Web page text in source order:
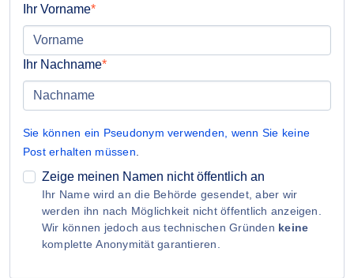
Ihr Vorname
Ihr Nachname
Sie können ein Pseudonym verwenden, wenn Sie keine
Post erhalten müssen
Zeige meinen Namen nicht öffentlich an
Ihr Name wird an die Behörde gesendet, aber wir
werden ihn nach Möglichkeit nicht öffentlich anzeigen.
Wir können jedoch aus technischen Gründen keine
komplette Anonymität garantieren.